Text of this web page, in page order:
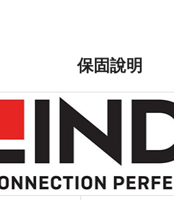
保固說明